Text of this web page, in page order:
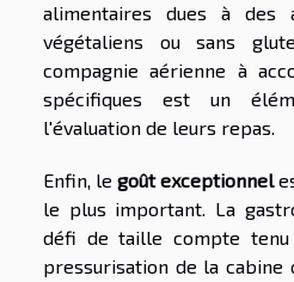
alimentaires dues à des
végétaliens ou sans
compagnie aérienne à
spécifiques est un
l'évaluation de leurs repas.
Enfin, le goût exceptionnel
le plus important. La
défi de taille compte
pressurisation de la